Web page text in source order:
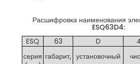
Расшифровка наименования
ESQ63D4:
ESQ
63 D
серия габарит, установочный